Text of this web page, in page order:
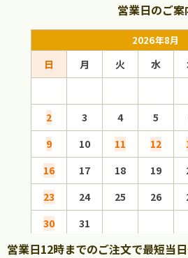
営業日のご案
2026年8月
日 月 火 水
2
3 4 5
9
10 11 12
16
17 18 19
23
24 25 26
30
31
営業日12時までのご注文で最短当日